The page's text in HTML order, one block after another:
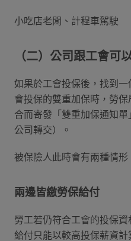
小吃店老闆、計程車駕駛
（二）公司跟工會可
如果於工會投保後，找到
會投保的雙重加保時，勞
合而寄發「雙重加保通知
公司轉交）。
被保險人此時會有兩種情形
兩邊皆繳勞保給付
勞工若仍符合工會的投保
給付只能以較高投保薪資計